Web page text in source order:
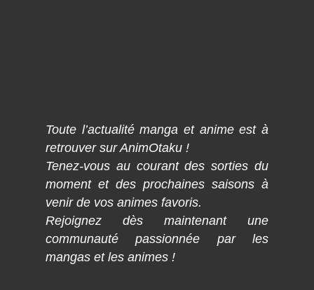
Toute l’actualité manga et anime est à
retrouver sur AnimOtaku !
Tenez-vous au courant des sorties du
moment et des prochaines saisons à
venir de vos animes favoris.
Rejoignez dès maintenant une
communauté passionnée par les
mangas et les animes !